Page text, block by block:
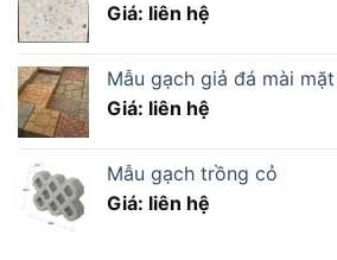
Giá: liên hệ
Mẫu gạch giả đá mài
Giá: liên hệ
Mẫu gạch trồng cỏ
Giá: liên hệ